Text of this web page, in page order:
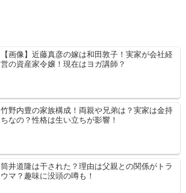
【画像】近藤真彦の嫁は和田敦子！実家が会社経
営の資産家令嬢！現在はヨガ講師？
竹野内豊の家族構成！両親や兄弟は？実家は金持
ちなの？性格は生い立ちが影響！
筒井道隆は干された？理由は父親との関係がトラ
ウマ？趣味に没頭の噂も！